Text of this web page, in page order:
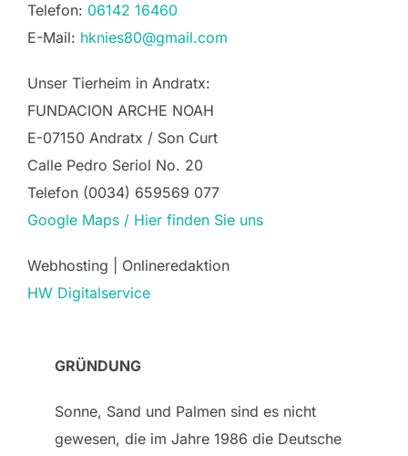
Telefon: 06142 16460
E-Mail: hknies80@gmail.com
Unser Tierheim in Andratx:
FUNDACION ARCHE NOAH
E-07150 Andratx / Son Curt
Calle Pedro Seriol No. 20
Telefon (0034) 659569 077
Google Maps / Hier finden Sie uns
Webhosting | Onlineredaktion
HW Digitalservice
GRÜNDUNG
Sonne, Sand und Palmen sind es nicht
gewesen, die im Jahre 1986 die Deutsche